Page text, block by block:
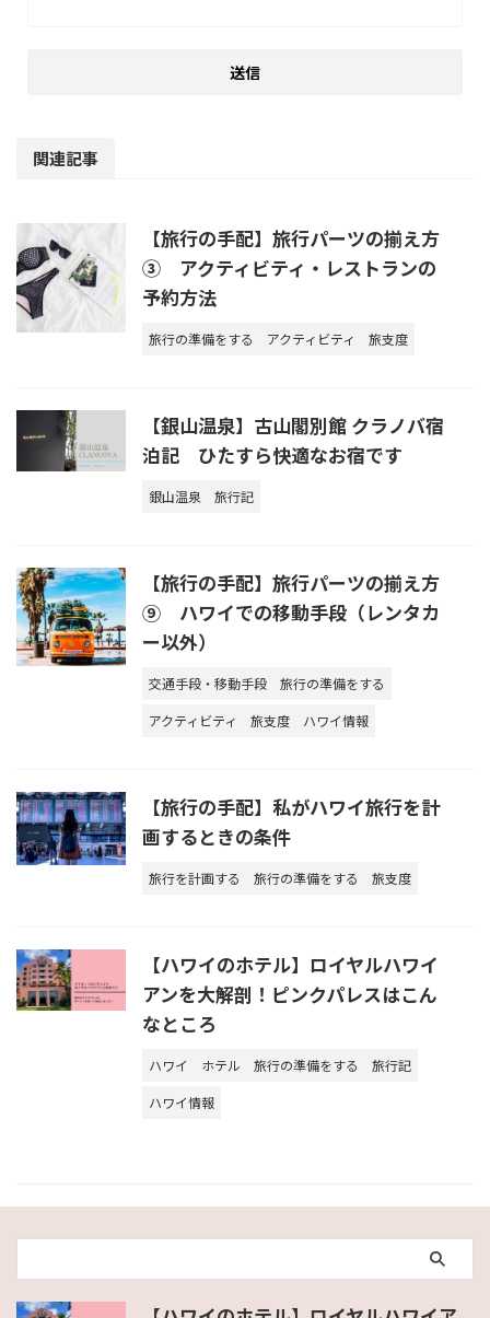
関連記事
【旅行の手配】旅行パーツの揃え方
③ アクティビティ・レストランの
予約方法
旅行の準備をする アクティビティ 旅支度
【銀山温泉】古山閣別館 クラノバ宿
泊記 ひたすら快適なお宿です
銀山温泉 旅行記
【旅行の手配】旅行パーツの揃え方
⑨ ハワイでの移動手段（レンタカ
ー以外）
交通手段・移動手段
旅行の準備をする
アクティビティ
旅支度 ハワイ情報
【旅行の手配】私がハワイ旅行を計
画するときの条件
旅行を計画する 旅行の準備をする 旅支度
【ハワイのホテル】ロイヤルハワイ
アンを大解剖！ピンクパレスはこん
なところ
ハワイ ホテル 旅行の準備をする
旅行記
ハワイ情報